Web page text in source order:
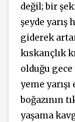
değil; bir
şeyde yarış
giderek
kıskançlık
olduğu gece
yeme yarışı
boğazının
yaşama